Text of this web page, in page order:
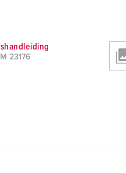
23176